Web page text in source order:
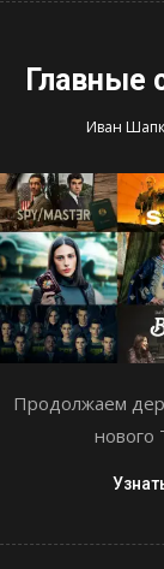
Главные
Иван
Продолжаем
нового